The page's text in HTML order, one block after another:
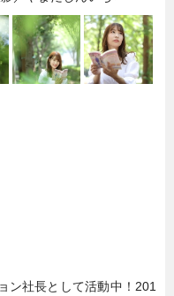
ン社長として活動中！201